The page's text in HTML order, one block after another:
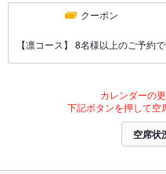
クーポン
【凛コース】 8名様以上のご予約
カレンダーの
下記ボタンを押して空
空席状